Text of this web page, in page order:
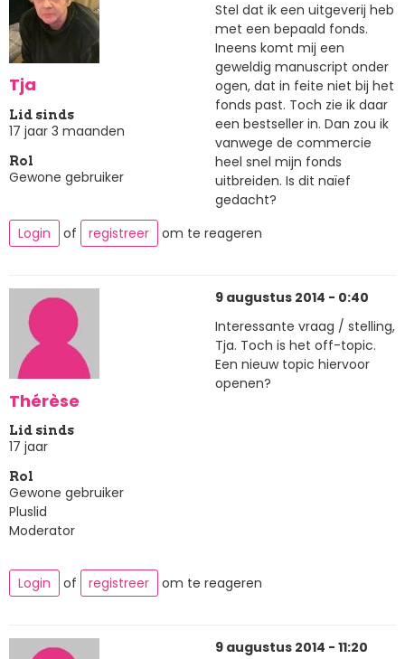
Tja
Lid sinds
17 jaar 3 maanden
Rol
Gewone gebruiker
Stel dat ik een uitgeverij heb
met een bepaald fonds.
Ineens komt mij een
geweldig manuscript onder
ogen, dat in feite niet bij het
fonds past. Toch zie ik daar
een bestseller in. Dan zou ik
vanwege de commercie
heel snel mijn fonds
uitbreiden. Is dit naïef
gedacht?
Login
of registreer om te reageren
Thérèse
Lid sinds
17 jaar
Rol
Gewone gebruiker
Pluslid
Moderator
9 augustus 2014 - 0:40
Interessante vraag / stelling,
Tja. Toch is het off-topic.
Een nieuw topic hiervoor
openen?
Login of registreer om te reageren
9 augustus 2014 - 11:20